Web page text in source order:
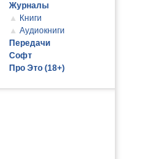
Журналы
▲ Книги
▲ Аудиокниги
Передачи
Софт
Про Это (18+)